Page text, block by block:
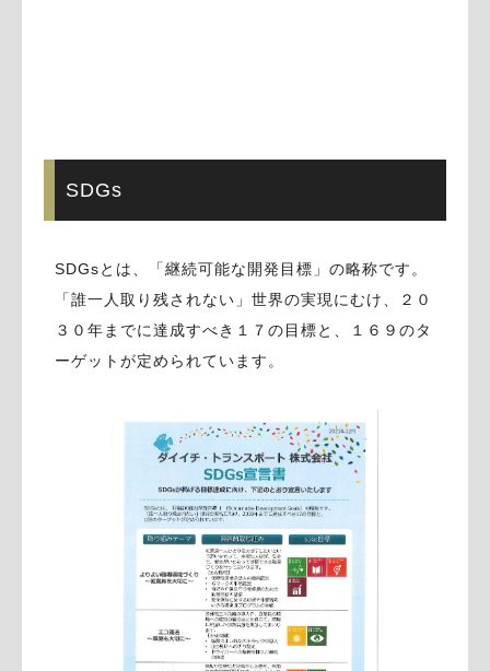
SDGs
SDGsとは、「継続可能な開発目標」の略称です。
「誰一人取り残されない」世界の実現にむけ、２０
３０年までに達成すべき１７の目標と、１６９のタ
ーゲットが定められています。